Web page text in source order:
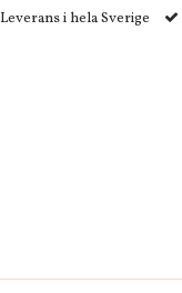
Leverans i hela Sverige